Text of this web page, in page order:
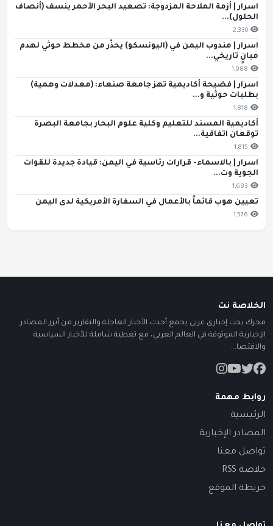
اسرار | أزمة الملاحة المزدوجة: تصعيد البحر الأحمر ينسف (أنصاف
الحلول)...
2,330
اسرار | مندوب اليمن في (اليونسكو) يحذّر من مخطط حوثي لهدم
مبانٍ تاريخي...
1,988
اسرار | فضيحة أكاديمية تهز جامعة صنعاء: (معدلات وهمية)
بطلبات حوثية و...
1,818
أكاديمية المسند للتعليم وكلية علوم البحار بجامعة البصرة
توقعان اتفاقية...
1,815
اسرار | بالاسماء- قرارات رئاسية في اليمن: قيادة جديدة للقوات
الجوية وت...
1,693
تعيين هوب قائماً بالأعمال في السفارة الأمريكية لدى اليمن
1,576
الخلاصة نت
محرك بحث إخباري عربي يجمع أحدث الأخبار العاجلة والتقارير من أبرز المصادر
الإخبارية الموثوقة في العالم العربي، مع تغطية شاملة للأخبار السياسية
والاقتصا...
روابط مهمة
الرئيسية
المصادر الإخبارية
تواصل معنا
خلاصة RSS
خريطة الموقع